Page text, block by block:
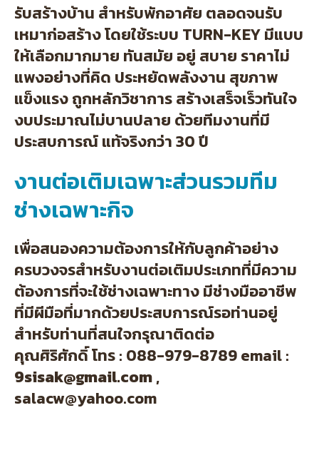
รับสร้างบ้าน สำหรับพักอาศัย ตลอดจนรับ
เหมาก่อสร้าง โดยใช้ระบบ TURN-KEY มีแบบ
ให้เลือกมากมาย ทันสมัย อยู่ สบาย ราคาไม่
แพงอย่างที่คิด ประหยัดพลังงาน สุขภาพ
แข็งแรง ถูกหลักวิชาการ สร้างเสร็จเร็วทันใจ
งบประมาณไม่บานปลาย ด้วยทีมงานที่มี
ประสบการณ์ แท้จริงกว่า 30 ปี
งานต่อเติมเฉพาะส่วนรวมทีม
ช่างเฉพาะกิจ
เพื่อสนองความต้องการให้กับลูกค้าอย่าง
ครบวงจรสำหรับงานต่อเติมประเภทที่มีความ
ต้องการที่จะใช้ช่างเฉพาะทาง มีช่างมืออาชีพ
ที่มีผีมือที่มากด้วยประสบการณ์รอท่านอยู่
สำหรับท่านที่สนใจกรุณาติดต่อ
คุณศิริศักดิ์ โทร : 088-979-8789 email :
9sisak@gmail.com,
salacw@yahoo.com